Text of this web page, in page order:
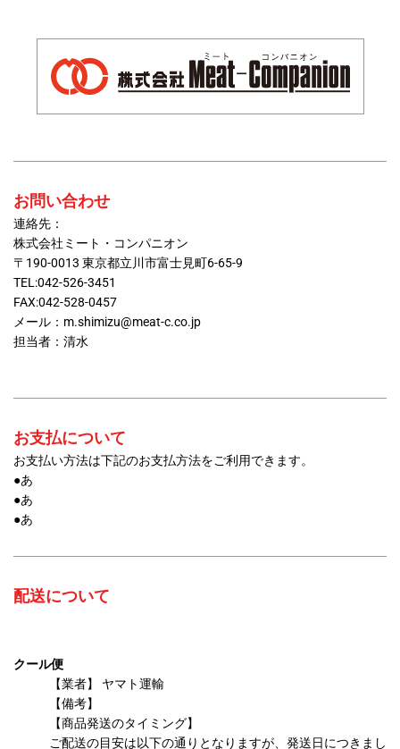
お問い合わせ
連絡先：
株式会社ミート・コンパニオン
〒190-0013 東京都立川市富士見町6-65-9
TEL:042-526-3451
FAX:042-528-0457
メール：m.shimizu@meat-c.co.jp
担当者：清水
お支払について
お支払い方法は下記のお支払方法をご利用できます。
●あ
●あ
●あ
配送について
クール便
【業者】 ヤマト運輸
【備考】
【商品発送のタイミング】
ご配送の目安は以下の通りとなりますが、発送日につきまし